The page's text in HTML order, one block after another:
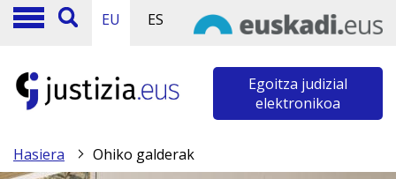
EU ES
Egoitza judizial
elektronikoa
Hasiera Ohiko galderak